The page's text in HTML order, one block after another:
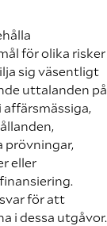
för olika risker
sig väsentligt
uttalanden på
prövningar,
eller
för att
i dessa utgåvor.